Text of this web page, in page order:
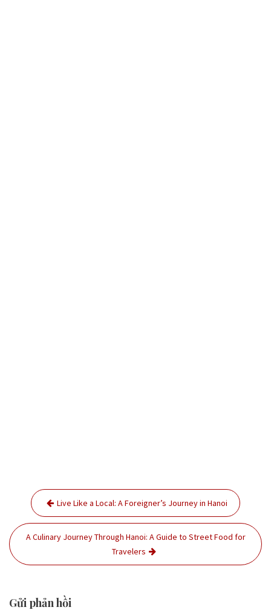
Điều
hướng
bài
viết
Live Like a Local: A Foreigner’s Journey in Hanoi
A Culinary Journey Through Hanoi: A Guide to Street Food for
Travelers
Gửi phản hồi